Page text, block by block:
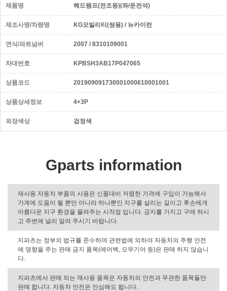
제품명 헤드램프(전조등)(좌/운전석)
제조사명/차량명 KG모빌리티(쌍용) / 뉴카이런
연식/파트넘버 2007 / 8310109001
차대번호 KPBSH3AB17P047065
상품코드 201909091730001000610001001
상품상세정보 4+3P
외장색상 검정색
Gparts information
재사용 자동차 부품의 사용은 신품대비 저렴한 가격에 구입이 가능해서
가계에 도움이 될 뿐만 아니라 하나뿐인 지구를 살리는 길이고 후손에게
아름다운 지구 환경을 물려주는 시작점 입니다. 긍지를 가지고 구매 하시
고 주변에 널리 알려 주시기 바랍니다.
지파츠는 정부의 법규를 준수하며 관련법에 의하여 자동차의 주행 안전
에 영향을 주는 판매 금지 품목(에어백, 오무기어 등)은 판매 하지 않습니
다.
지파츠에서 판매 되는 재사용 품목은 자동차의 안전과 무관한 품목들만
판매 합니다. 자동차 안전은 안심해도 됩니다.